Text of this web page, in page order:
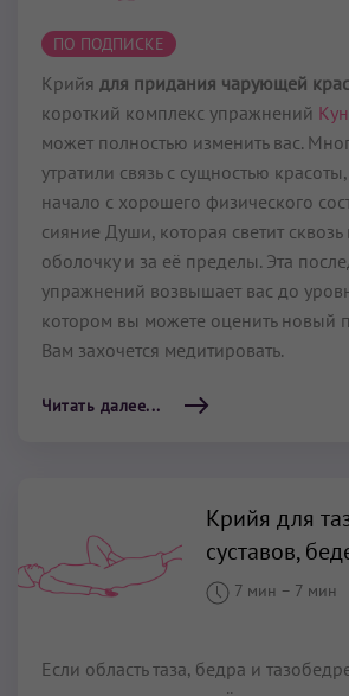
ПО ПОДПИСКЕ
Крийя для придания чарующей
короткий комплекс упражнений
может полностью изменить вас.
утратили связь с сущностью
начало с хорошего фи­зического
сияние Души, которая светит
оболочку и за её пределы. Эта
упражнений возвышает вас до
котором вы може­те оценить новый
Вам захочется медитировать.
Читать далее...
Крийя для
суставов,
7 мин – 7 мин
Если область таза, бедра и